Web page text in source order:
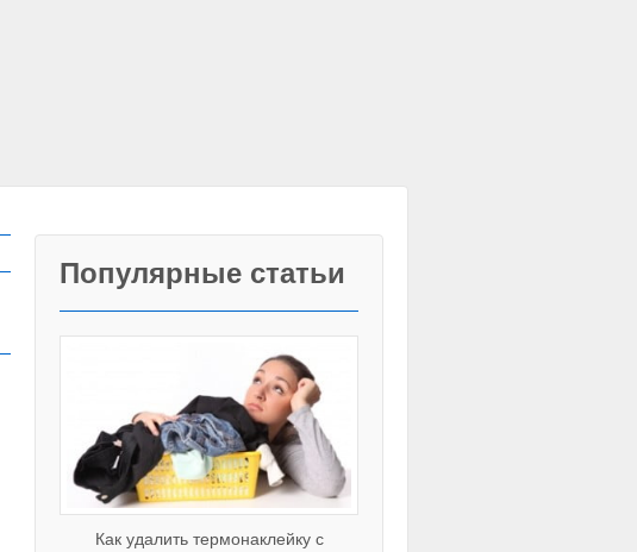
Популярные статьи
Как удалить термонаклейку с